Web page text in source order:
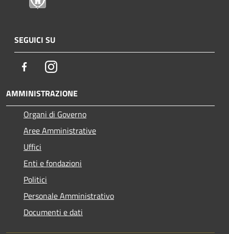
SEGUICI SU
FacebookInstagram
AMMINISTRAZIONE
Organi di Governo
Aree Amministrative
Uffici
Enti e fondazioni
Politici
Personale Amministrativo
Documenti e dati